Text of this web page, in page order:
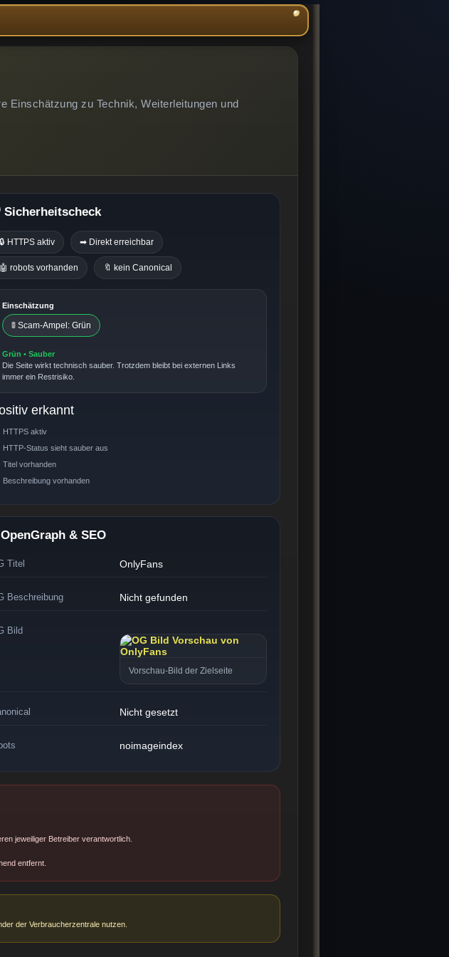
Einschätzung zu Technik, Weiterleitungen und
🔒 HTTPS aktiv ➡ Direkt erreichbar
🤖 robots vorhanden 🔖 kein Canonical
Einschätzung
🚦 Scam-Ampel: Grün
Grün • Sauber
Die Seite wirkt technisch sauber. Trotzdem bleibt bei externen Links
immer ein Restrisiko.
erkannt
HTTPS aktiv
HTTP-Status sieht sauber aus
Titel vorhanden
Beschreibung vorhanden
OpenGraph & SEO
Titel OnlyFans
Beschreibung Nicht gefunden
Bild
Vorschau-Bild der Zielseite
Nicht gesetzt
noimageindex
jeweiliger Betreiber verantwortlich.
entfernt.
der Verbraucherzentrale nutzen.